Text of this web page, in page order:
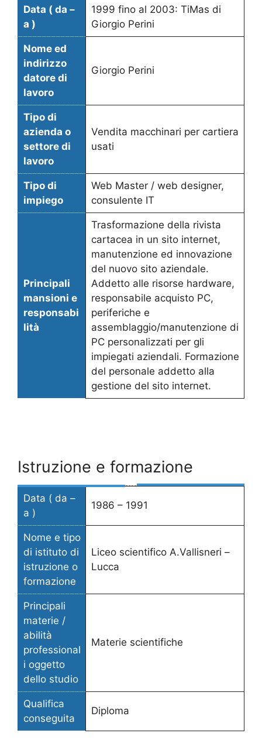
Data ( da –
a )
1999 fino al 2003: TiMas di
Giorgio Perini
Nome ed
indirizzo
datore di
lavoro
Giorgio Perini
Tipo di
azienda o
settore di
lavoro
Vendita macchinari per cartiera
usati
Tipo di
impiego
Web Master / web designer,
consulente IT
Principali
mansioni e
responsabi
lità
Trasformazione della rivista
cartacea in un sito internet,
manutenzione ed innovazione
del nuovo sito aziendale.
Addetto alle risorse hardware,
responsabile acquisto PC,
periferiche e
assemblaggio/manutenzione di
PC personalizzati per gli
impiegati aziendali. Formazione
del personale addetto alla
gestione del sito internet.
Istruzione e formazione
Data ( da –
a )
1986 – 1991
Nome e tipo
di istituto di
istruzione o
formazione
Liceo scientifico A.Vallisneri –
Lucca
Principali
materie /
abilità
professional
i oggetto
dello studio
Materie scientifiche
Qualifica
conseguita
Diploma